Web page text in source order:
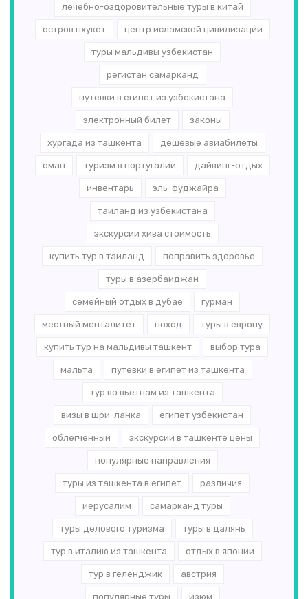
лечебно-оздоровительные туры в китай
остров пхукет центр исламской цивилизации
туры мальдивы узбекистан
регистан самарканд
путевки в египет из узбекистана
электронный билет законы
хургада из ташкента дешевые авиабилеты
оман туризм в португалии дайвинг-отдых
инвентарь эль-­фуджайра
таиланд из узбекистана
экскурсии хива стоимость
купить тур в таиланд поправить здоровье
туры в азербайджан
семейный отдых в дубае гурман
местный менталитет поход туры в европу
купить тур на мальдивы ташкент выбор тура
мальта путёвки в египет из ташкента
тур во вьетнам из ташкента
визы в шри-ланка египет узбекистан
облегченный экскурсии в ташкенте цены
популярные направления
туры из ташкента в египет различия
иерусалим самарканд туры
туры делового туризма туры в далянь
тур в италию из ташкента отдых в японии
тур в геленджик австрия
популярные туры изюм